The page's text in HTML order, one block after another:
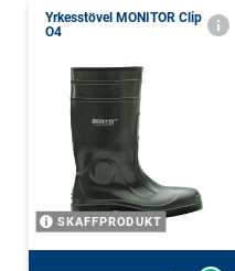
Yrkesstövel MONITOR Clip
O4
SKAFFPRODUKT